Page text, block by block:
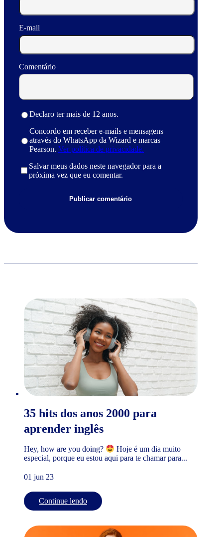
E-mail
Comentário
Declaro ter mais de 12 anos.
Concordo em receber e-mails e mensagens
através do WhatsApp da Wizard e marcas
Pearson. Ver política de privacidade.
Salvar meus dados neste navegador para a
próxima vez que eu comentar.
35 hits dos anos 2000 para
aprender inglês
Hey, how are you doing?
Hoje é um dia muito
especial, porque eu estou aqui para te chamar para...
01 jun 23
Continue lendo